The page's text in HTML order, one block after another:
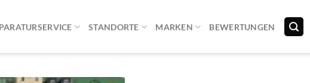
STANDORTE MARKEN BEWERTUNGEN